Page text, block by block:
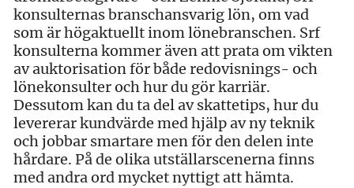
konsulternas branschansvarig lön, om vad
som är högaktuellt inom lönebranschen. Srf
konsulterna kommer även att prata om vikten
av auktorisation för både redovisnings- och
lönekonsulter och hur du gör karriär.
Dessutom kan du ta del av skattetips, hur du
levererar kundvärde med hjälp av ny teknik
och jobbar smartare men för den delen inte
hårdare. På de olika utställarscenerna finns
med andra ord mycket nyttigt att hämta.